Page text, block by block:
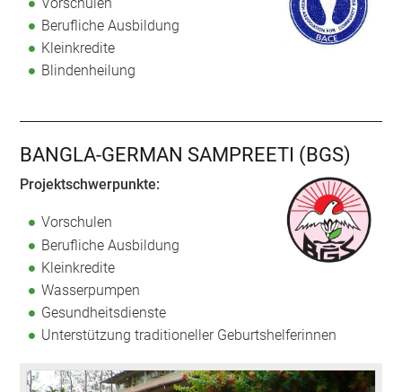
Berufliche Ausbildung
Kleinkredite
Blindenheilung
BANGLA-GERMAN SAMPREETI (BGS)
Projektschwerpunkte:
Vorschulen
Berufliche Ausbildung
Kleinkredite
Wasserpumpen
Gesundheitsdienste
Unterstützung traditioneller Geburtshelferinnen